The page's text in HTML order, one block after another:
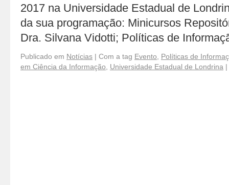
2017 na Universidade Estadual de
da sua programação: Minicursos
Dra. Silvana Vidotti; Políticas de
Publicado em Notícias | Com a tag Evento
Políticas de
em Ciência da Informação
Universidade Estadual de Londrina |